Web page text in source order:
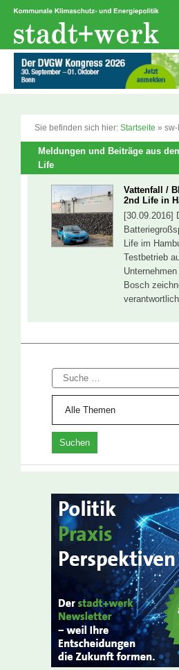
Zum
springen
Sie befinden sich hier: Startseite »
Meldungen und Beiträge aus
Life
Vattenfall /
2nd Life in
[30.09.2016]
Life im
Testbetrieb
Bosch
verantwortlich.
Suche